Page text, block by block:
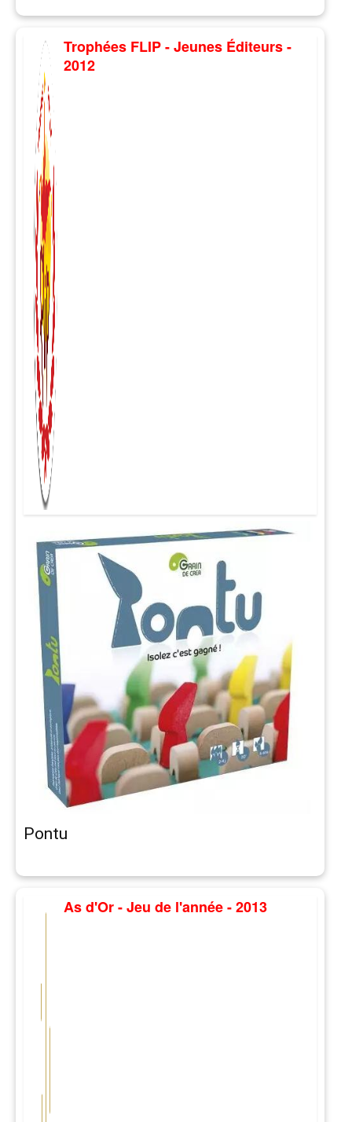
Trophées FLIP - Jeunes Éditeurs -
2012
Pontu
As d'Or - Jeu de l'année - 2013